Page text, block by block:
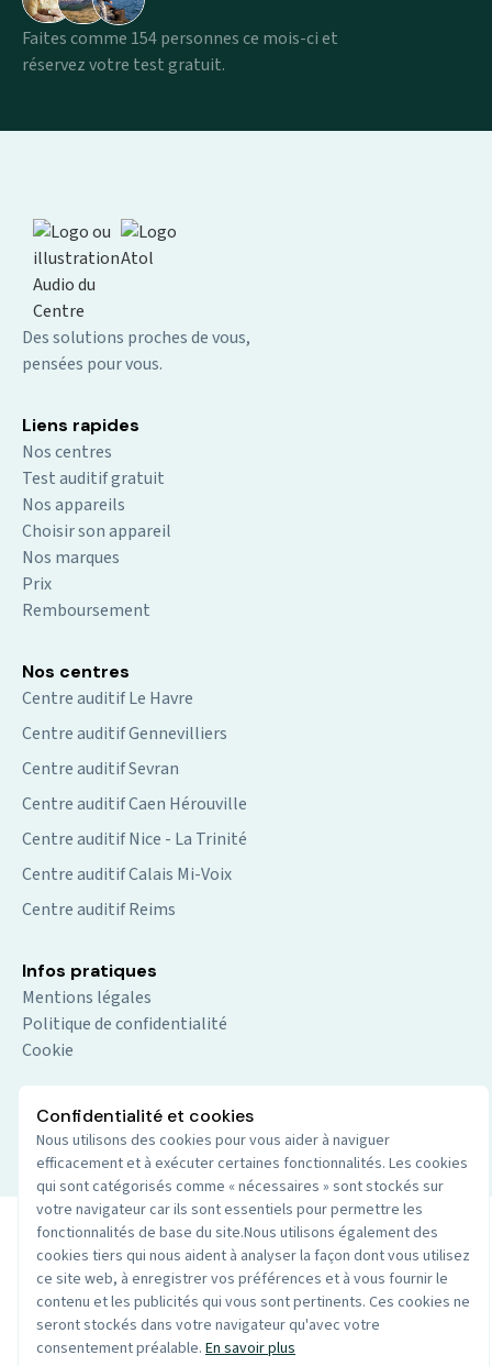
Faites comme 154 personnes ce mois-ci et
réservez votre test gratuit.
Confidentialité et cookies
Nous utilisons des cookies pour vous aider à naviguer
efficacement et à exécuter certaines fonctionnalités. Les cookies
qui sont catégorisés comme « nécessaires » sont stockés sur
votre navigateur car ils sont essentiels pour permettre les
fonctionnalités de base du site.Nous utilisons également des
cookies tiers qui nous aident à analyser la façon dont vous utilisez
ce site web, à enregistrer vos préférences et à vous fournir le
contenu et les publicités qui vous sont pertinents. Ces cookies ne
seront stockés dans votre navigateur qu'avec votre
consentement préalable. En savoir plus
Des solutions proches de vous,
pensées pour vous.
Liens rapides
Nos centres
Test auditif gratuit
Nos appareils
Choisir son appareil
Nos marques
Prix
Remboursement
Infos pratiques
Mentions légales
Politique de confidentialité
Cookie
Nos centres
Centre auditif Le Havre
Centre auditif Gennevilliers
Centre auditif Sevran
Centre auditif Caen Hérouville
Centre auditif Nice - La Trinité
Centre auditif Calais Mi-Voix
Centre auditif Reims
© 2026 Audio du centre. Tout droits réservés.Site par
Wenoble